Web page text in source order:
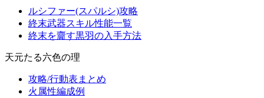
ルシファー(スパルシ)攻略
終末武器スキル性能一覧
終末を齎す黒羽の入手方法
天元たる六色の理
攻略/行動表まとめ
火属性編成例